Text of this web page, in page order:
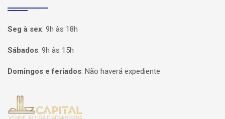
Seg à sex: 9h às 18h
Sábados: 9h às 15h
Domingos e feriados: Não haverá expediente
Página inicial